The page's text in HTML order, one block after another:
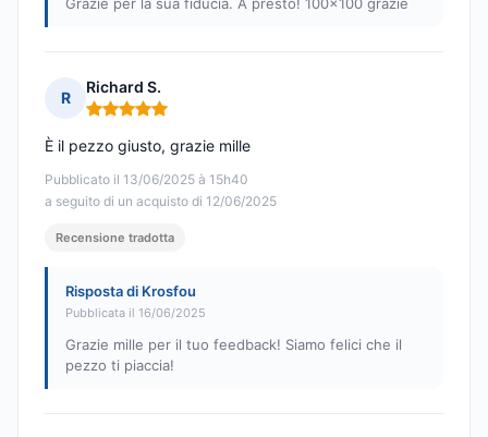
R
Richard S.
Nota: 5 su 5
Pubblicato il 13/06/2025 à 15h40
a seguito di un acquisto di 12/06/2025
È il pezzo giusto, grazie mille
Recensione tradotta
Risposta di Krosfou
Pubblicata il 16/06/2025
Grazie mille per il tuo feedback! Siamo felici che il
pezzo ti piaccia!